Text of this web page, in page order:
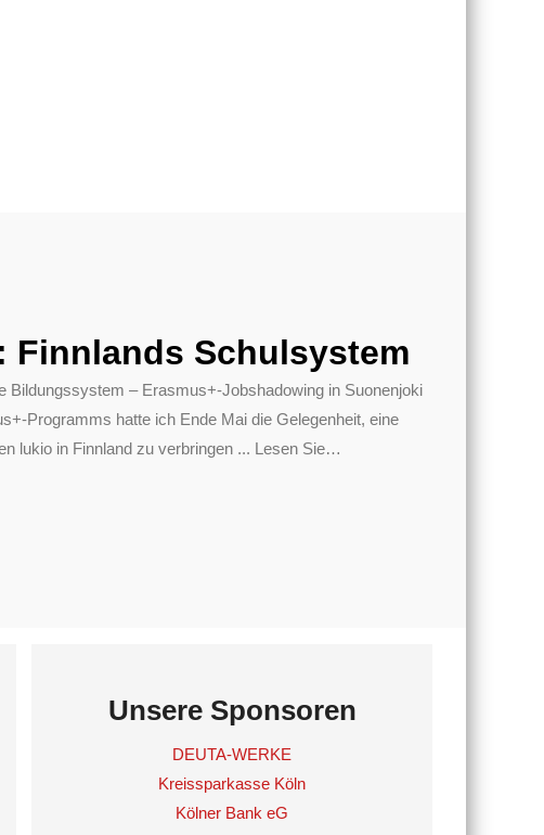
Finnlands Schulsystem
Bildungssystem – Erasmus+-Jobshadowing in Suonenjoki
Programms hatte ich Ende Mai die Gelegenheit, eine
lukio in Finnland zu verbringen ... Lesen Sie…
Unsere Sponsoren
DEUTA-WERKE
Kreissparkasse Köln
Kölner Bank eG